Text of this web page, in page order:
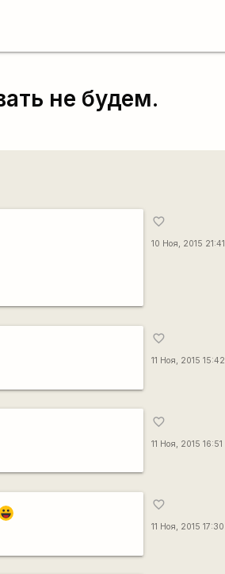
не будем.
favorite_border
10 Ноя, 2015 21:41
favorite_border
11 Ноя, 2015 15:42
favorite_border
11 Ноя, 2015 16:51
))
favorite_border
11 Ноя, 2015 17:30